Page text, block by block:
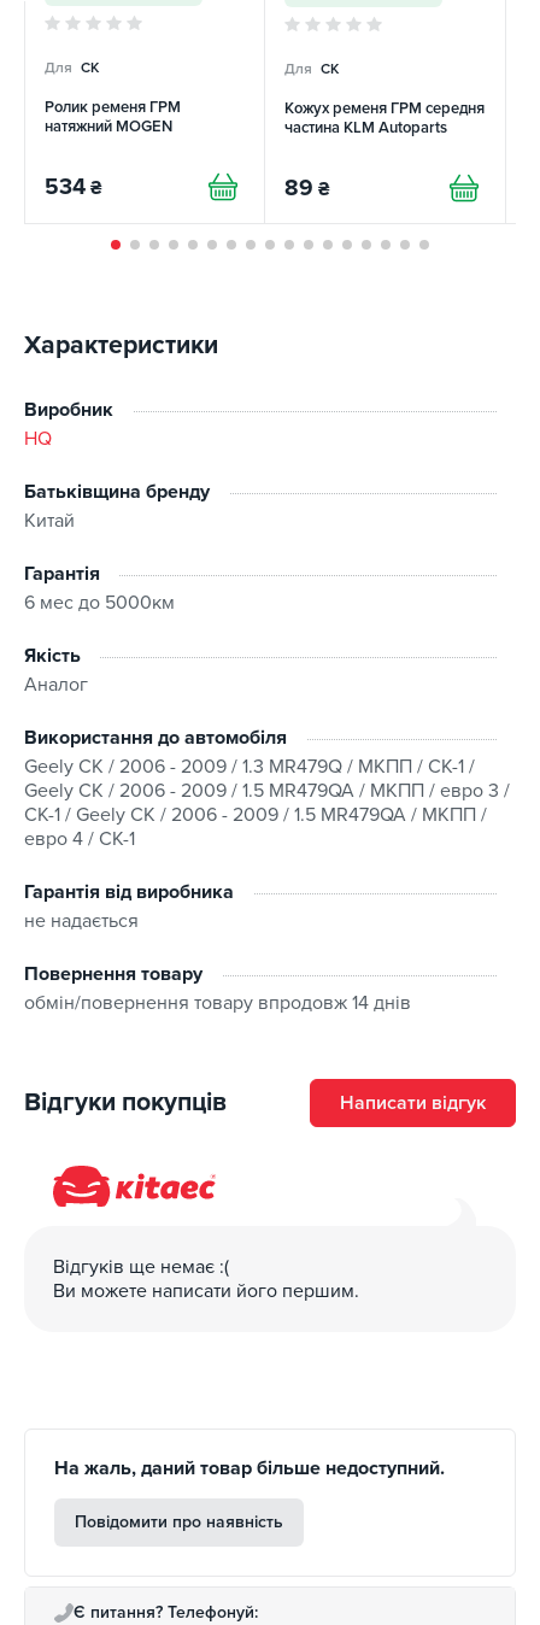
Для CK
Ролик ременя ГРМ
натяжний MOGEN
534 ₴
Для CK
Кожух ременя ГРМ середня
частина KLM Autoparts
89 ₴
Характеристики
Виробник
HQ
Батьківщина бренду
Китай
Гарантія
6 мес до 5000км
Якість
Аналог
Використання до автомобіля
Geely CK / 2006 - 2009 / 1.3 MR479Q / МКПП / CK-1 /
Geely CK / 2006 - 2009 / 1.5 MR479QA / МКПП / евро 3 /
CK-1 / Geely CK / 2006 - 2009 / 1.5 MR479QA / МКПП /
евро 4 / CK-1
Гарантія від виробника
не надається
Повернення товару
обмін/повернення товару впродовж 14 днів
Відгуки покупців Написати відгук
Відгуків ще немає :(
Ви можете написати його першим.
На жаль, даний товар більше недоступний.
Повідомити про наявність
Є питання? Телефонуй: